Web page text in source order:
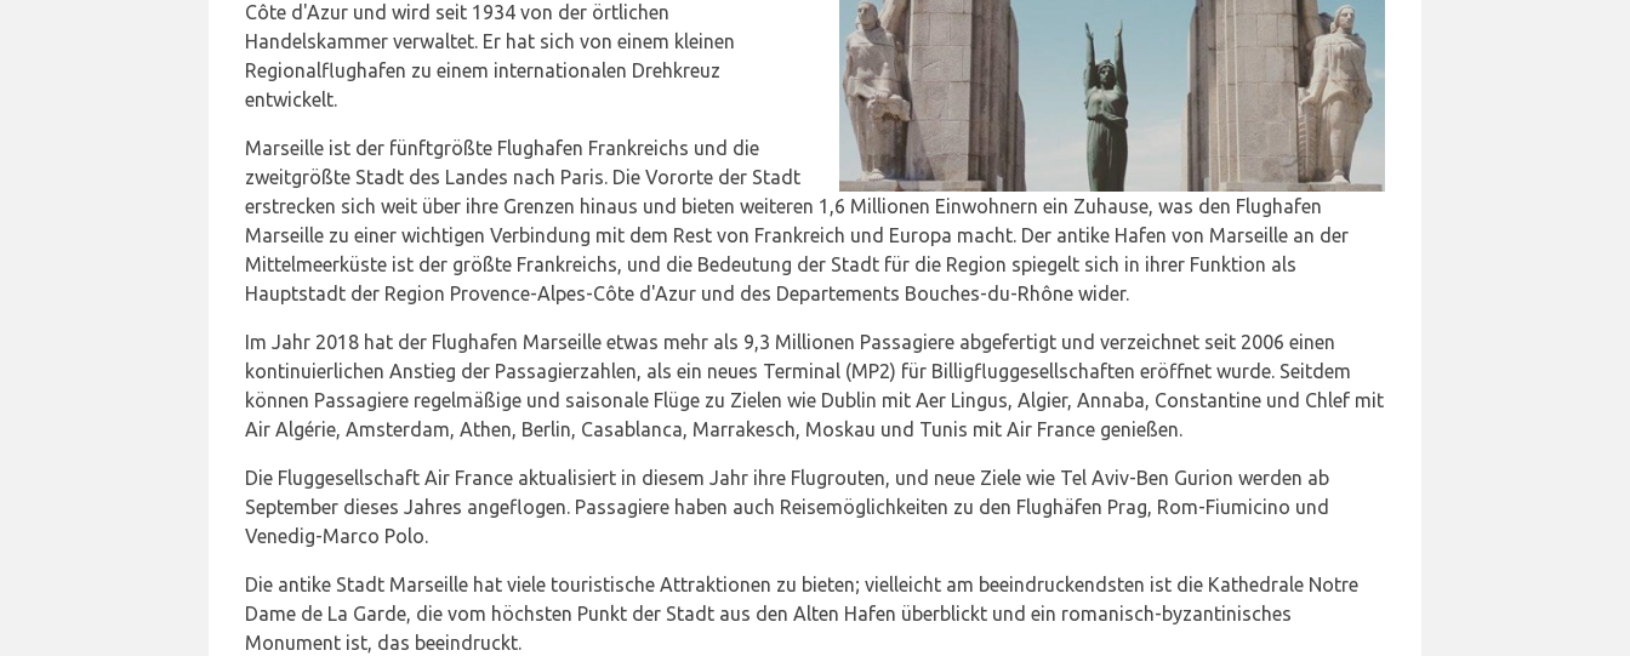
Côte d'Azur und wird seit 1934 von der örtlichen
Handelskammer verwaltet. Er hat sich von einem kleinen
Regionalflughafen zu einem internationalen Drehkreuz
entwickelt.
Marseille ist der fünftgrößte Flughafen Frankreichs und die
zweitgrößte Stadt des Landes nach Paris. Die Vororte der Stadt
erstrecken sich weit über ihre Grenzen hinaus und bieten weiteren 1,6 Millionen Einwohnern ein Zuhause, was den Flughafen
Marseille zu einer wichtigen Verbindung mit dem Rest von Frankreich und Europa macht. Der antike Hafen von Marseille an der
Mittelmeerküste ist der größte Frankreichs, und die Bedeutung der Stadt für die Region spiegelt sich in ihrer Funktion als
Hauptstadt der Region Provence-Alpes-Côte d'Azur und des Departements Bouches-du-Rhône wider.
Im Jahr 2018 hat der Flughafen Marseille etwas mehr als 9,3 Millionen Passagiere abgefertigt und verzeichnet seit 2006 einen
kontinuierlichen Anstieg der Passagierzahlen, als ein neues Terminal (MP2) für Billigfluggesellschaften eröffnet wurde. Seitdem
können Passagiere regelmäßige und saisonale Flüge zu Zielen wie Dublin mit Aer Lingus, Algier, Annaba, Constantine und Chlef mit
Air Algérie, Amsterdam, Athen, Berlin, Casablanca, Marrakesch, Moskau und Tunis mit Air France genießen.
Die Fluggesellschaft Air France aktualisiert in diesem Jahr ihre Flugrouten, und neue Ziele wie Tel Aviv-Ben Gurion werden ab
September dieses Jahres angeflogen. Passagiere haben auch Reisemöglichkeiten zu den Flughäfen Prag, Rom-Fiumicino und
Venedig-Marco Polo.
Die antike Stadt Marseille hat viele touristische Attraktionen zu bieten; vielleicht am beeindruckendsten ist die Kathedrale Notre
Dame de La Garde, die vom höchsten Punkt der Stadt aus den Alten Hafen überblickt und ein romanisch-byzantinisches
Monument ist, das beeindruckt.